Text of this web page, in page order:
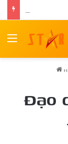
Menu
Đạo